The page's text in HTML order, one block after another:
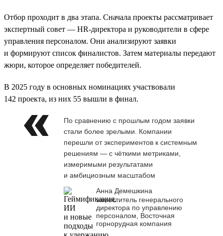
Отбор проходит в два этапа. Сначала проекты рассматривает
экспертный совет — HR-директора и руководители в сфере
управления персоналом. Они анализируют заявки
и формируют список финалистов. Затем материалы передают
жюри, которое определяет победителей.
В 2025 году в основных номинациях участвовали
142 проекта, из них 55 вышли в финал.
По сравнению с прошлым годом заявки
стали более зрелыми. Компании
перешли от экспериментов к системным
решениям — с чёткими метриками,
измеримыми результатами
и амбициозным масштабом
Анна Демешкина
заместитель генерального
директора по управлению
персоналом, Восточная
горнорудная компания